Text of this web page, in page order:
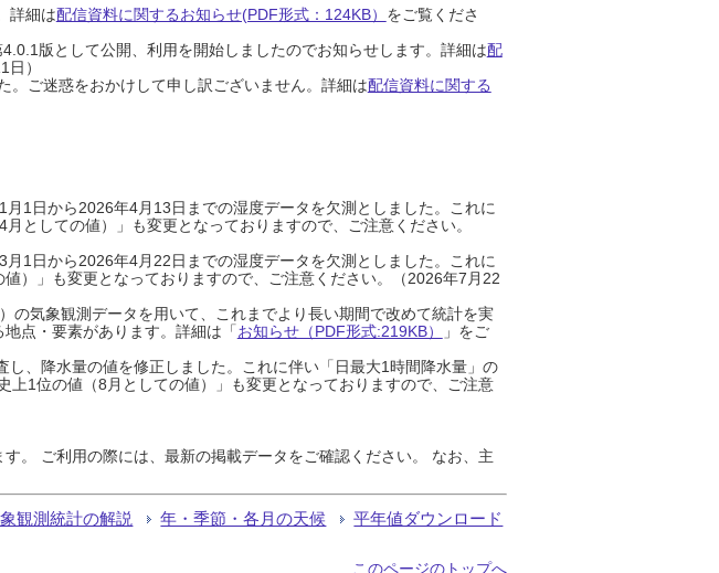
詳細は配信資料に関するお知らせ(PDF形式：124KB） をご覧くださ
版として公開、利用を開始しましたのでお知らせします。詳細は配
）
ご迷惑をおかけして申し訳ございません。詳細は配信資料に関する
1日から2026年4月13日までの湿度データを欠測としました。これに
としての値）」も変更となっておりますので、ご注意ください。
1日から2026年4月22日までの湿度データを欠測としました。これに
）」も変更となっておりますので、ご注意ください。（2026年7月22
気象観測データを用いて、これまでより長い期間で改めて統計を実
点・要素があります。詳細は「お知らせ（PDF形式:219KB）
」をご
、降水量の値を修正しました。これに伴い「日最大1時間降水量」の
上1位の値（8月としての値）」も変更となっておりますので、ご注意
。 ご利用の際には、最新の掲載データをご確認ください。 なお、主
観測統計の解説 年・季節・各月の天候 平年値ダウンロード
このページのトップへ